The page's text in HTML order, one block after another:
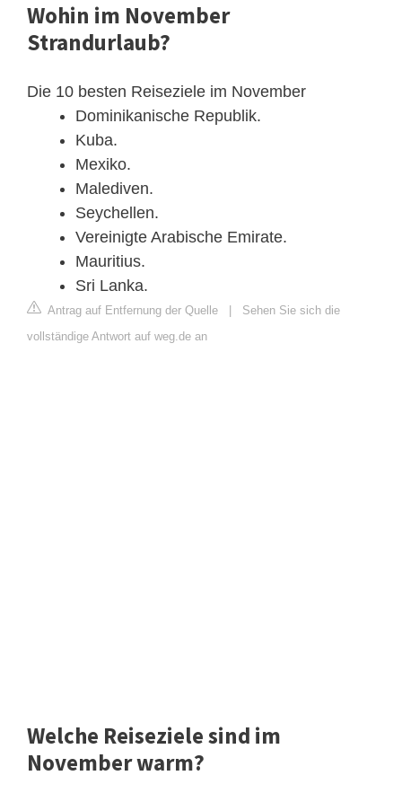
Wohin im November
Strandurlaub?
Die 10 besten Reiseziele im November
Dominikanische Republik.
Kuba.
Mexiko.
Malediven.
Seychellen.
Vereinigte Arabische Emirate.
Mauritius.
Sri Lanka.
Antrag auf Entfernung der Quelle
Sehen Sie sich die
vollständige Antwort auf weg.de an
Welche Reiseziele sind im
November warm?